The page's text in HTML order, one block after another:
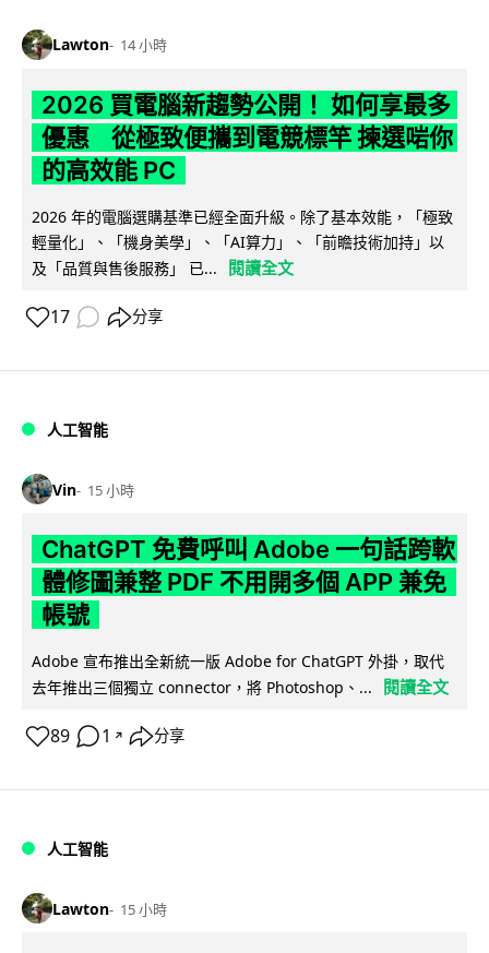
Lawton 14 小時
2026 買電腦新趨勢公開！ 如何享最多
優惠 從極致便攜到電競標竿 揀選啱你
的高效能 PC
2026 年的電腦選購基準已經全面升級。除了基本效能，「極致
輕量化」、「機身美學」、「AI算力」、「前瞻技術加持」以
及「品質與售後服務」 已...
閱讀全文
17 分享
人工智能
Vin 15 小時
ChatGPT 免費呼叫 Adobe 一句話跨軟
體修圖兼整 PDF 不用開多個 APP 兼免
帳號
Adobe 宣布推出全新統一版 Adobe for ChatGPT 外掛，取代
去年推出三個獨立 connector，將 Photoshop、...
閱讀全文
89 1 ↗ 分享
人工智能
Lawton 15 小時